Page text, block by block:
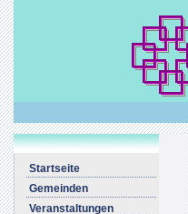
Startseite
Gemeinden
Veranstaltungen